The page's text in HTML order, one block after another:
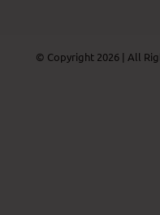
© Copyright 2026 | All